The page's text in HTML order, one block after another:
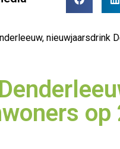
, nieuwjaarsdrink
op